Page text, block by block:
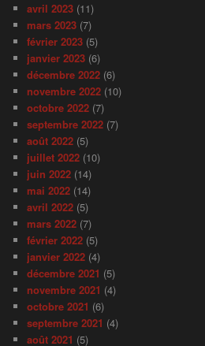
avril 2023 (11)
mars 2023 (7)
février 2023 (5)
janvier 2023 (6)
décembre 2022 (6)
novembre 2022 (10)
octobre 2022 (7)
septembre 2022 (7)
août 2022 (5)
juillet 2022 (10)
juin 2022 (14)
mai 2022 (14)
avril 2022 (5)
mars 2022 (7)
février 2022 (5)
janvier 2022 (4)
décembre 2021 (5)
novembre 2021 (4)
octobre 2021 (6)
septembre 2021 (4)
août 2021 (5)